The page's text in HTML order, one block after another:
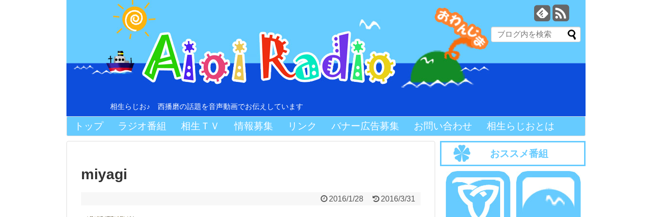
相生らじお♪ 西播磨の話題を音声動画でお伝えしています
トップ ラジオ番組 相生ＴＶ 情報募集 リンク バナー広告募集 お問い合わせ 相生らじおとは
miyagi
2016/1/28 2016/3/31
おススメ番組